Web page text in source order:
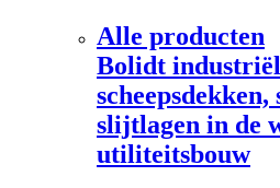
Alle producten
Bolidt
slijtlagen in de
utiliteitsbouw